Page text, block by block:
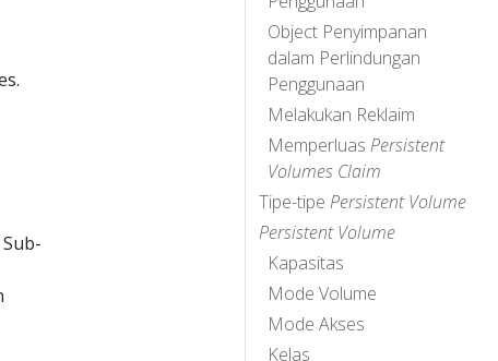
Object Penyimpanan
dalam Perlindungan
Penggunaan
Melakukan Reklaim
Memperluas Persistent
Volumes Claim
Tipe-tipe Persistent Volume
Persistent Volume
Kapasitas
Mode Volume
Mode Akses
Kelas